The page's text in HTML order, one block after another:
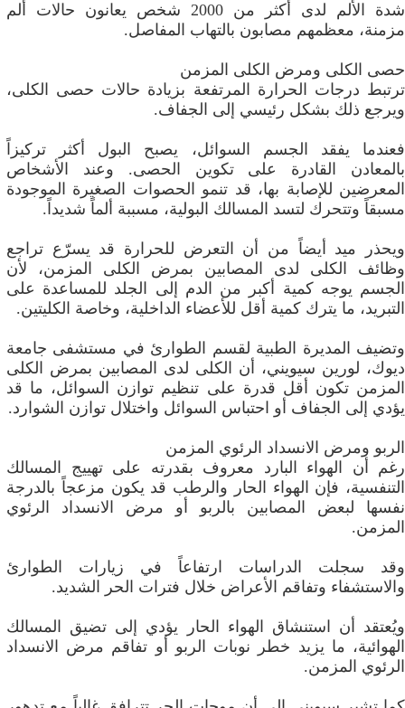
شدة الألم لدى أكثر من 2000 شخص يعانون حالات ألم
مزمنة، معظمهم مصابون بالتهاب المفاصل.
حصى الكلى ومرض الكلى المزمن
ترتبط درجات الحرارة المرتفعة بزيادة حالات حصى الكلى،
ويرجع ذلك بشكل رئيسي إلى الجفاف.
فعندما يفقد الجسم السوائل، يصبح البول أكثر تركيزاً
بالمعادن القادرة على تكوين الحصى. وعند الأشخاص
المعرضين للإصابة بها، قد تنمو الحصوات الصغيرة الموجودة
مسبقاً وتتحرك لتسد المسالك البولية، مسببة ألماً شديداً.
ويحذر ميد أيضاً من أن التعرض للحرارة قد يسرّع تراجع
وظائف الكلى لدى المصابين بمرض الكلى المزمن، لأن
الجسم يوجه كمية أكبر من الدم إلى الجلد للمساعدة على
التبريد، ما يترك كمية أقل للأعضاء الداخلية، وخاصة الكليتين.
وتضيف المديرة الطبية لقسم الطوارئ في مستشفى جامعة
ديوك، لورين سيويني، أن الكلى لدى المصابين بمرض الكلى
المزمن تكون أقل قدرة على تنظيم توازن السوائل، ما قد
يؤدي إلى الجفاف أو احتباس السوائل واختلال توازن الشوارد.
الربو ومرض الانسداد الرئوي المزمن
رغم أن الهواء البارد معروف بقدرته على تهييج المسالك
التنفسية، فإن الهواء الحار والرطب قد يكون مزعجاً بالدرجة
نفسها لبعض المصابين بالربو أو مرض الانسداد الرئوي
المزمن.
وقد سجلت الدراسات ارتفاعاً في زيارات الطوارئ
والاستشفاء وتفاقم الأعراض خلال فترات الحر الشديد.
ويُعتقد أن استنشاق الهواء الحار يؤدي إلى تضيق المسالك
الهوائية، ما يزيد خطر نوبات الربو أو تفاقم مرض الانسداد
الرئوي المزمن.